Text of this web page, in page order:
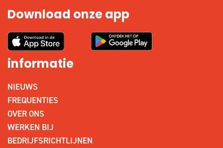
Download onze app
informatie
NIEUWS
FREQUENTIES
OVER ONS
WERKEN BIJ
BEDRIJFSRICHTLIJNEN